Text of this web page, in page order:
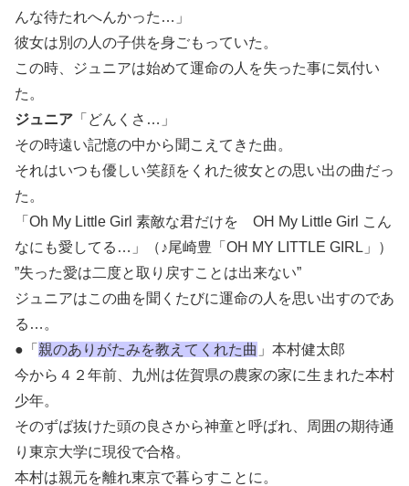
んな待たれへんかった…」
彼女は別の人の子供を身ごもっていた。
この時、ジュニアは始めて運命の人を失った事に気付い
た。
ジュニア 「どんくさ…」
その時遠い記憶の中から聞こえてきた曲。
それはいつも優しい笑顔をくれた彼女との思い出の曲だっ
た。
「Oh My Little Girl 素敵な君だけを OH My Little Girl こん
なにも愛してる…」（♪尾崎豊「OH MY LITTLE GIRL」）
”失った愛は二度と取り戻すことは出来ない”
ジュニアはこの曲を聞くたびに運命の人を思い出すのであ
る…。
●「 親のありがたみを教えてくれた曲 」本村健太郎
今から４２年前、九州は佐賀県の農家の家に生まれた本村
少年。
そのずば抜けた頭の良さから神童と呼ばれ、周囲の期待通
り東京大学に現役で合格。
本村は親元を離れ東京で暮らすことに。